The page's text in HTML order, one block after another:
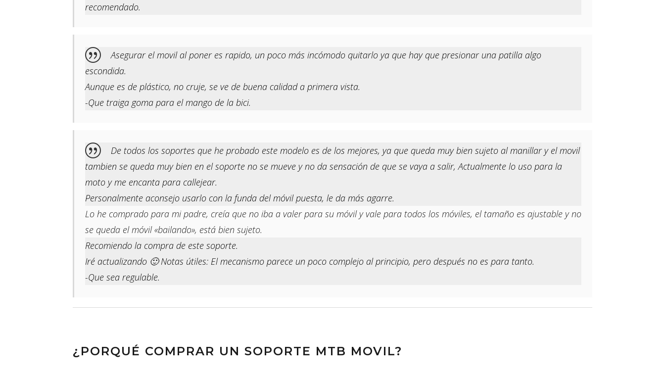
recomendado.
Asegurar el movil al poner es rapido, un poco más incómodo quitarlo ya que hay que presionar una patilla algo
escondida.
Aunque es de plástico, no cruje, se ve de buena calidad a primera vista.
-Que traiga goma para el mango de la bici.
De todos los soportes que he probado este modelo es de los mejores, ya que queda muy bien sujeto al manillar y el movil
tambien se queda muy bien en el soporte no se mueve y no da sensación de que se vaya a salir, Actualmente lo uso para la
moto y me encanta para callejear.
Personalmente aconsejo usarlo con la funda del móvil puesta, le da más agarre.
Lo he comprado para mi padre, creía que no iba a valer para su móvil y vale para todos los móviles, el tamaño es ajustable y no
se queda el móvil «bailando», está bien sujeto.
Recomiendo la compra de este soporte.
Iré actualizando 🙂 Notas útiles: El mecanismo parece un poco complejo al principio, pero después no es para tanto.
-Que sea regulable.
¿PORQUÉ COMPRAR UN SOPORTE MTB MOVIL?